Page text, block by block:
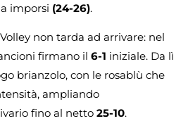
imporsi (24-26).
non tarda ad arrivare: nel
firmano il 6-1 iniziale. Da lì
brianzolo, con le rosablù che
ampliando
fino al netto 25-10.